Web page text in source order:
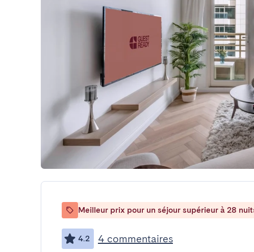
Meilleur prix pour un séjour supérieur à 28
4.2 4 commentaires